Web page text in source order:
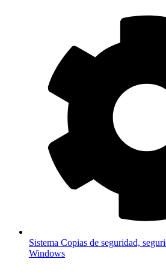
Sistema Copias de seguridad,
Windows